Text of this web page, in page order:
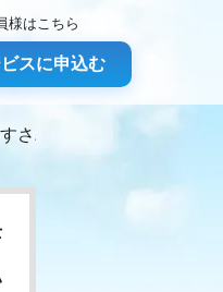
様はこちら
スに申込む
さバツグン☆】